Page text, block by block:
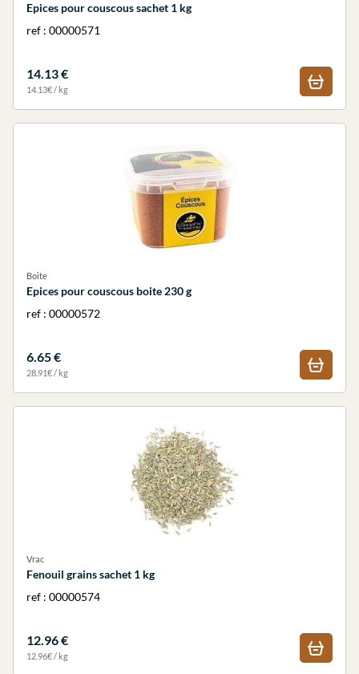
Epices pour couscous sachet 1 kg
ref : 00000571
14.13 €
14.13€ / kg
Boite
Epices pour couscous boite 230 g
ref : 00000572
6.65 €
28.91€ / kg
Vrac
Fenouil grains sachet 1 kg
ref : 00000574
12.96 €
12.96€ / kg